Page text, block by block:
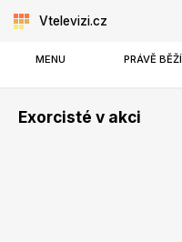
Vtelevizi.cz
MENU PRÁVĚ BĚŽÍ
Exorcisté v akci